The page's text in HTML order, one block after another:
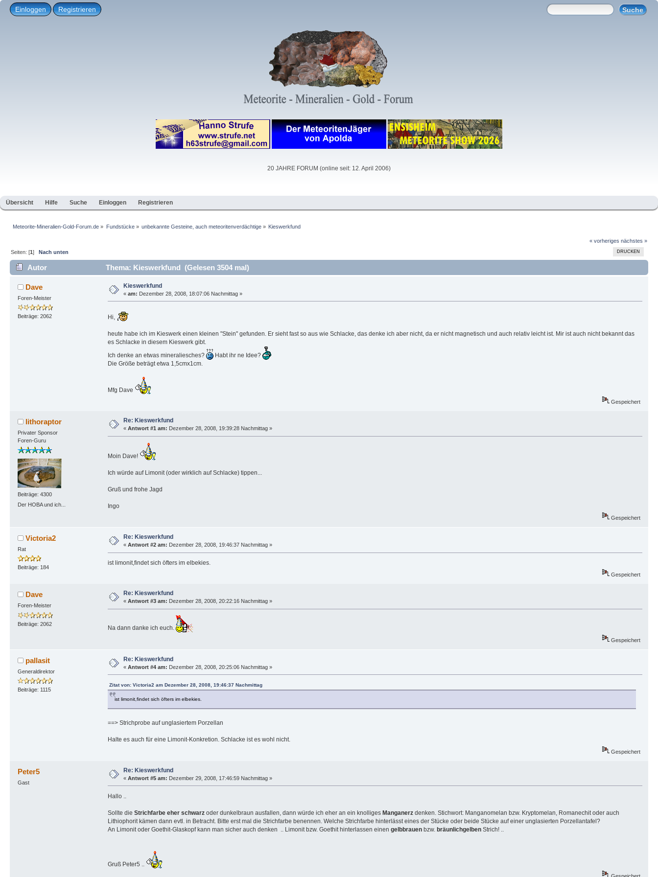
Einloggen Registrieren
20 JAHRE FORUM (online seit: 12. April 2006)
Übersicht Hilfe Suche Einloggen Registrieren
Meteorite-Mineralien-Gold-Forum.de » Fundstücke» unbekannte Gesteine, auch meteoritenverdächtige» Kieswerkfund
« vorheriges nächstes »
DRUCKEN
Seiten: [1]Nach unten
Autor Thema: Kieswerkfund (Gelesen 3504 mal)
Dave
Foren-Meister
Beiträge: 2062
Kieswerkfund
« am: Dezember 28, 2008, 18:07:06 Nachmittag »
Hi,
heute habe ich im Kieswerk einen kleinen "Stein" gefunden. Er sieht fast so aus wie Schlacke, das denke ich aber nicht, da er nicht magnetisch und auch relativ leicht ist. Mir ist auch nicht bekannt das
es Schlacke in diesem Kieswerk gibt.
Ich denke an etwas mineraliesches?
Habt ihr ne Idee?
Die Größe beträgt etwa 1,5cmx1cm.
Mfg Dave
Gespeichert
lithoraptor
Privater Sponsor
Foren-Guru
Beiträge: 4300
Der HOBA und ich...
Re: Kieswerkfund
« Antwort #1 am: Dezember 28, 2008, 19:39:28 Nachmittag »
Moin Dave!
Ich würde auf Limonit (oder wirklich auf Schlacke) tippen...
Gruß und frohe Jagd
Ingo
Gespeichert
Victoria2
Rat
Beiträge: 184
Re: Kieswerkfund
« Antwort #2 am: Dezember 28, 2008, 19:46:37 Nachmittag »
ist limonit,findet sich öfters im elbekies.
Gespeichert
Dave
Foren-Meister
Beiträge: 2062
Re: Kieswerkfund
« Antwort #3 am: Dezember 28, 2008, 20:22:16 Nachmittag »
Na dann danke ich euch.
Gespeichert
pallasit
Generaldirektor
Beiträge: 1115
Re: Kieswerkfund
« Antwort #4 am: Dezember 28, 2008, 20:25:06 Nachmittag »
Zitat von: Victoria2 am Dezember 28, 2008, 19:46:37 Nachmittag
ist limonit,findet sich öfters im elbekies.
==> Strichprobe auf unglasiertem Porzellan
Halte es auch für eine Limonit-Konkretion. Schlacke ist es wohl nicht.
Gespeichert
Peter5
Gast
Re: Kieswerkfund
« Antwort #5 am: Dezember 29, 2008, 17:46:59 Nachmittag »
Hallo ..
Sollte die Strichfarbe eher schwarzoder dunkelbraun ausfallen, dann würde ich eher an ein knolliges Manganerzdenken. Stichwort: Manganomelan bzw. Kryptomelan, Romanechit oder auch
Lithiophorit kämen dann evtl. in Betracht. Bitte erst mal die Strichfarbe benennen. Welche Strichfarbe hinterlässt eines der Stücke oder beide Stücke auf einer unglasierten Porzellantafel?
An Limonit oder Goethit-Glaskopf kann man sicher auch denken .. Limonit bzw. Goethit hinterlassen einen gelbbrauenbzw. bräunlichgelbenStrich! ..
Gruß Peter5 ..